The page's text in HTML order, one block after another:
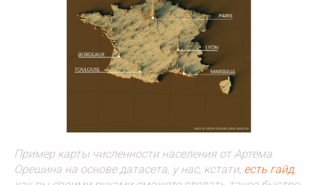
Пример карты численности населения от Артема
Орешина на основе датасета, у нас, кстати, есть гайд,